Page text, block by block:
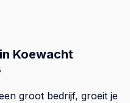
Koewacht
groot bedrijf, groeit je